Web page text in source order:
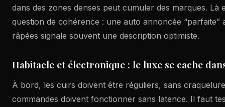
dans des zones denses peut cumuler des marques. Là
question de cohérence : une auto annoncée “parfaite”
râpées signale souvent une description optimiste.
Habitacle et électronique : le luxe se cache
À bord, les cuirs doivent être réguliers, sans
commandes doivent fonctionner sans latence. Il faut